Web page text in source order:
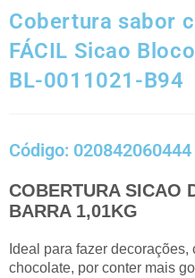
Cobertura sabor
FÁCIL Sicao
BL-0011021-B94
Código: 020842060444
COBERTURA SICAO
BARRA 1,01KG
Ideal para fazer
chocolate, por conter mais